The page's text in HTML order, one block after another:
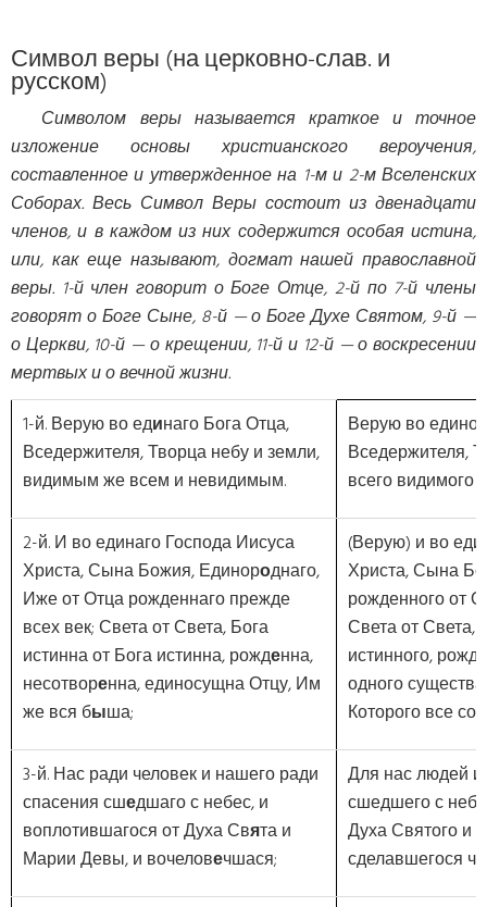
Символ веры (на церковно-слав. и
русском)
Символом веры называется краткое и точное
изложение основы христианского вероучения,
составленное и утвержденное на 1-м и 2-м Вселенских
Соборах. Весь Символ Веры состоит из двенадцати
членов, и в каждом из них содержится особая истина,
или, как еще называют, догмат нашей православной
веры. 1-й член говорит о Боге Отце, 2-й по 7-й члены
говорят о Боге Сыне, 8-й — о Боге Духе Святом, 9-й —
о Церкви, 10-й — о крещении, 11-й и 12-й — о воскресении
мертвых и о вечной жизни.
1-й. Верую во единаго Бога Отца,
Вседержителя, Творца небу и земли,
видимым же всем и невидимым.
Верую во
Вседержителя,
всего видимого
2-й. И во единаго Господа Иисуса
Христа, Сына Божия, Единороднаго,
Иже от Отца рожденнаго прежде
всех век; Света от Света, Бога
истинна от Бога истинна, рожденна,
несотворенна, единосущна Отцу, Им
же вся быша;
(Верую) и во
Христа, Сына
рожденного от
Света от Света,
истинного,
одного
Которого все
3-й. Нас ради человек и нашего ради
спасения сшедшаго с небес, и
воплотившагося от Духа Свята и
Марии Девы, и вочеловечшася;
Для нас людей
сшедшего с
Духа Святого и
сделавшегося